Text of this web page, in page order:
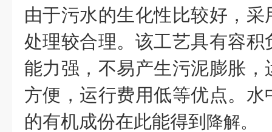
由于污水的生化性比较好，
处理较合理。该工艺具有容
能力强，不易产生污泥膨胀
方便，运行费用低等优点。
的有机成份在此能得到 降解。